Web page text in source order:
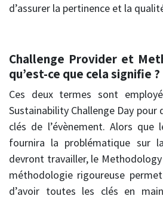
d’assurer la pertinence et la
Challenge Provider et
qu’est-ce que cela signifie ?
Ces deux termes sont
Sustainability Challenge Day pour
clés de l’évènement. Alors que
fournira la problématique sur
devront travailler, le
méthodologie rigoureuse
d’avoir toutes les clés en